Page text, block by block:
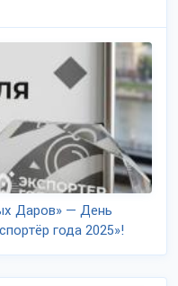
Даров» — День
года 2025»!